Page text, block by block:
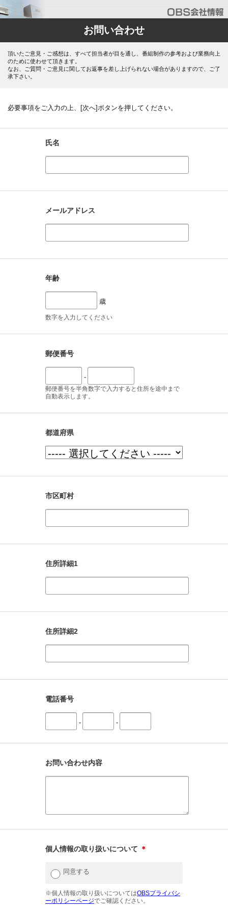
お問い合わせ
頂いたご意見・ご感想は、すべて担当者が目を通し、番組制作の参考および業務向上
のために使わせて頂きます。
なお、ご質問・ご意見に関してお返事を差し上げられない場合がありますので、ご了
承下さい。
必要事項をご入力の上、[次へ]ボタンを押してください。
氏名
メールアドレス
年齢
歳
数字を入力してください
郵便番号
-
郵便番号を半角数字で入力すると住所を途中まで
自動表示します。
都道府県
市区町村
住所詳細1
住所詳細2
電話番号
- -
お問い合わせ内容
個人情報の取り扱いについて ＊
同意する
※個人情報の取り扱いについてはOBSプライバシ
ーポリシーページでご確認ください。